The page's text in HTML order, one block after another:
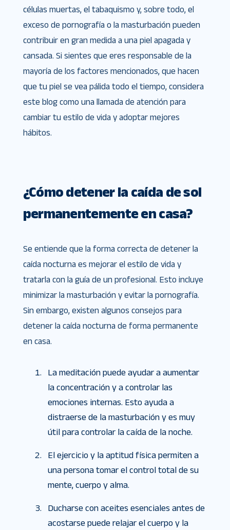
células muertas, el tabaquismo y, sobre todo, el
exceso de pornografía o la masturbación pueden
contribuir en gran medida a una piel apagada y
cansada. Si sientes que eres responsable de la
mayoría de los factores mencionados, que hacen
que tu piel se vea pálida todo el tiempo, considera
este blog como una llamada de atención para
cambiar tu estilo de vida y adoptar mejores
hábitos.
¿Cómo detener la caída de sol
permanentemente en casa?
Se entiende que la forma correcta de detener la
caída nocturna es mejorar el estilo de vida y
tratarla con la guía de un profesional. Esto incluye
minimizar la masturbación y evitar la pornografía.
Sin embargo, existen algunos consejos para
detener la caída nocturna de forma permanente
en casa.
La meditación puede ayudar a aumentar
la concentración y a controlar las
emociones internas. Esto ayuda a
distraerse de la masturbación y es muy
útil para controlar la caída de la noche.
El ejercicio y la aptitud física permiten a
una persona tomar el control total de su
mente, cuerpo y alma.
Ducharse con aceites esenciales antes de
acostarse puede relajar el cuerpo y la